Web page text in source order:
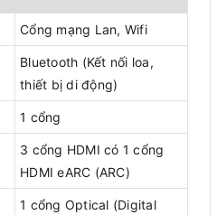
Cổng mạng Lan, Wifi
Bluetooth (Kết nối loa,
thiết bị di động)
1 cổng
3 cổng HDMI có 1 cổng
HDMI eARC (ARC)
1 cổng Optical (Digital